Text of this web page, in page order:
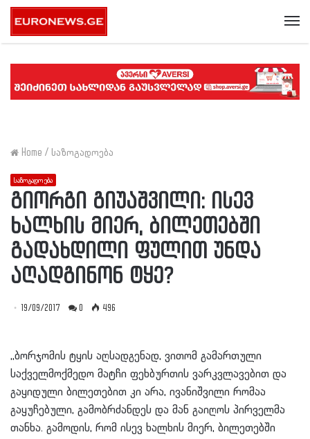
Home / საზოგადოება
საზოგადოება
გიორგი გიუაშვილი: ისევ
ხალხის მიერ, ბილეთებში
გადახდილი ფულით უნდა
აღადგინონ ტყე?
19/09/2017 0 496
,,ბორჯომის ტყის აღსადგენად, ვითომ გამართული
საქველმოქმედო მატჩი ფეხბურთის ვარკვლავებით და
გაყიდული ბილეთებით კი არა, ივანიშვილი რომაა
გაყუჩებული, გამობრძანდეს და მან გაიღოს პირველმა
თანხა. გამოდის, რომ ისევ ხალხის მიერ, ბილეთებში